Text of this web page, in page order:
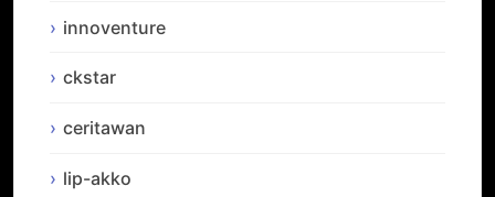
innoventure
ckstar
ceritawan
lip-akko